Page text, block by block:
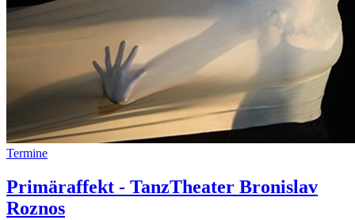
Termine
Primäraffekt - TanzTheater Bronislav
Roznos